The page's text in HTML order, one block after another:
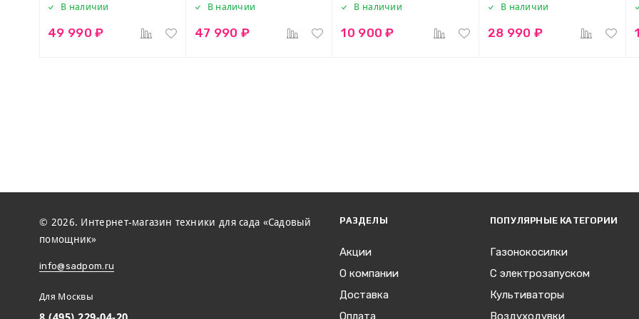
В наличии
49 990 ₽
В наличии
47 990 ₽
В наличии
10 900 ₽
В наличии
28 990 ₽
© 2026. Интернет-магазин техники для сада «Садовый
помощник»
info@sadpom.ru
Для Москвы
РАЗДЕЛЫ
Акции
О компании
Доставка
Оплата
ПОПУЛЯРНЫЕ КАТЕГОРИИ
Газонокосилки
С электрозапуском
Культиваторы
Воздуходувки